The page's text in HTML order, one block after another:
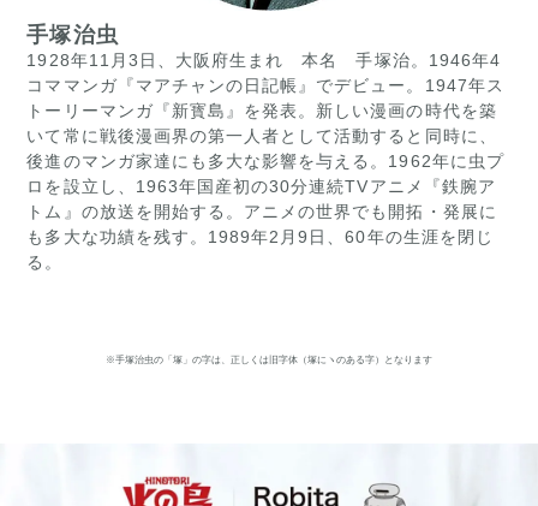
手塚治虫
1928年11月3日、大阪府生まれ 本名 手塚治。1946年4
コママンガ『マアチャンの日記帳』でデビュー。1947年ス
トーリーマンガ『新寳島』を発表。新しい漫画の時代を築
いて常に戦後漫画界の第一人者として活動すると同時に、
後進のマンガ家達にも多大な影響を与える。1962年に虫プ
ロを設立し、1963年国産初の30分連続TVアニメ『鉄腕ア
トム』の放送を開始する。アニメの世界でも開拓・発展に
も多大な功績を残す。1989年2月9日、60年の生涯を閉じ
る。
※手塚治虫の「塚」の字は、正しくは旧字体（塚にヽのある字）となります